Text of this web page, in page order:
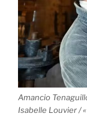
Amancio
Isabelle Louvier / «